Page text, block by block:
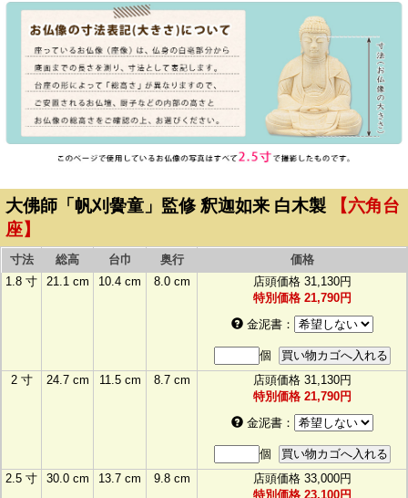
大佛師「帆刈黌童」監修 釈迦如来 白木製
【六角台
座】
寸法 総高 台巾 奥行
価格
1.8 寸
21.1 cm 10.4 cm 8.0 cm 店頭価格 31,130円
特別価格 21,790円
金泥書：
個
2 寸
24.7 cm 11.5 cm 8.7 cm 店頭価格 31,130円
特別価格 21,790円
金泥書：
個
2.5 寸
30.0 cm 13.7 cm 9.8 cm 店頭価格 33,000円
特別価格 23,100円